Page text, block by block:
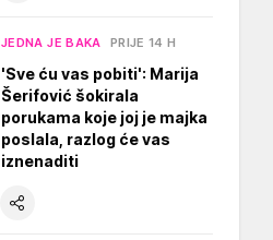
JEDNA JE BAKA PRIJE 14 H
'Sve ću vas pobiti': Marija
Šerifović šokirala
porukama koje joj je majka
poslala, razlog će vas
iznenaditi